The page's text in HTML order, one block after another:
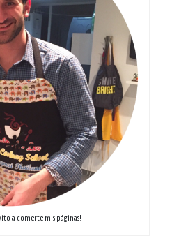
a comerte mis páginas!